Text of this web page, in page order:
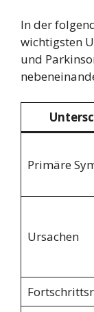
In der
wichtigsten
und
Primäre
Ursachen